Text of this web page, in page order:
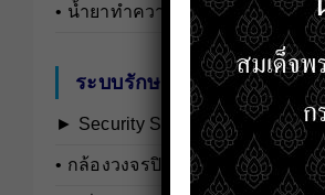
• น้ำยาทำความสะอาดเชื้อโรค
ระบบรักษาความปลอดภัย
► Security Systems …(ดูทั้งหมด)
• กล้องวงจรปิดและอุปกรณ์เสริม